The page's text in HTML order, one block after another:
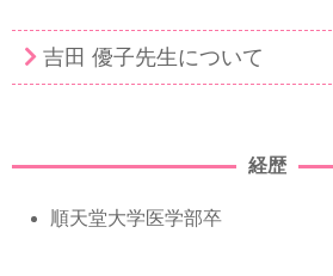
吉田 優子先生について
経歴
順天堂大学医学部卒